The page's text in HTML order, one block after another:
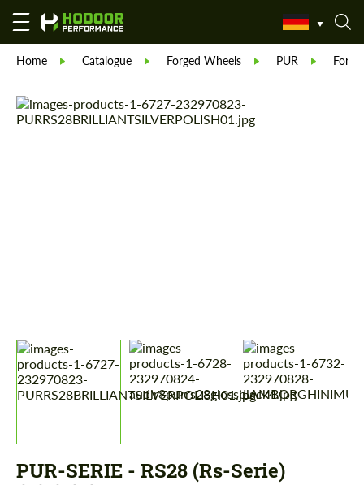
Home Catalogue Forged Wheels PUR
PUR-SERIE - RS28 (Rs-Serie)